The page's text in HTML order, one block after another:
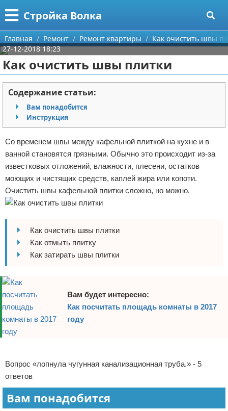
Стройка Волка
Меню
Главная
Категории
Строительство
Мебель
Интерьер и дизайн
Дизайн дачи
Кухня
Ремонт дачи
Инструменты
Домашний быт
Сантехника
Безопасность
Стройматериалы
Поиск
О проекте
Контакты
Сотрудничество
Размещение рекламы
Для правообладателей
Условия предоставления информации
Отказ от ответственности
Главная Ремонт Ремонт квартиры
Как очистить швы
27-12-2018 18:23
Как очистить швы плитки
Содержание статьи:
Вам понадобится
Инструкция
Со временем швы между кафельной плиткой на кухне и в
ванной становятся грязными. Обычно это происходит из-за
известковых отложений, влажности, плесени, остатков
моющих и чистящих средств, каплей жира или копоти.
Очистить швы кафельной плитки сложно, но можно.
Как очистить швы плитки
Как отмыть плитку
Как затирать швы плитки
Вам будет интересно:
Как посчитать площадь комнаты в 2017
году
Вопрос «лопнула чугунная канализационная труба.» - 5
ответов
Вам понадобится